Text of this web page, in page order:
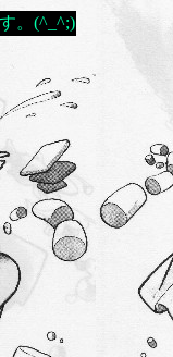
。(^_^;)